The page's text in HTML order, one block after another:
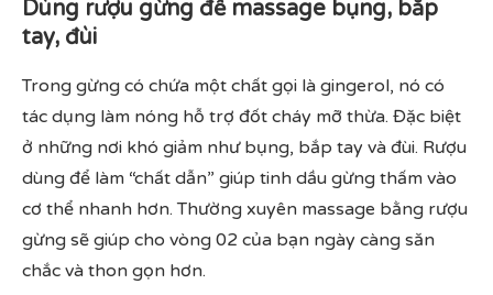
Dùng rượu gừng để massage bụng, bắp
tay, đùi
Trong gừng có chứa một chất gọi là gingerol, nó có
tác dụng làm nóng hỗ trợ đốt cháy mỡ thừa. Đặc biệt
ở những nơi khó giảm như bụng, bắp tay và đùi. Rượu
dùng để làm “chất dẫn” giúp tinh dầu gừng thấm vào
cơ thể nhanh hơn. Thường xuyên massage bằng rượu
gừng sẽ giúp cho vòng 02 của bạn ngày càng săn
chắc và thon gọn hơn.